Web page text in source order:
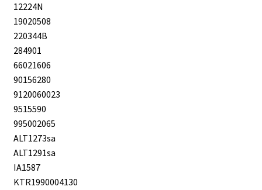
12224N
19020508
220344B
284901
66021606
90156280
9120060023
9515590
995002065
ALT1273sa
ALT1291sa
IA1587
KTR1990004130